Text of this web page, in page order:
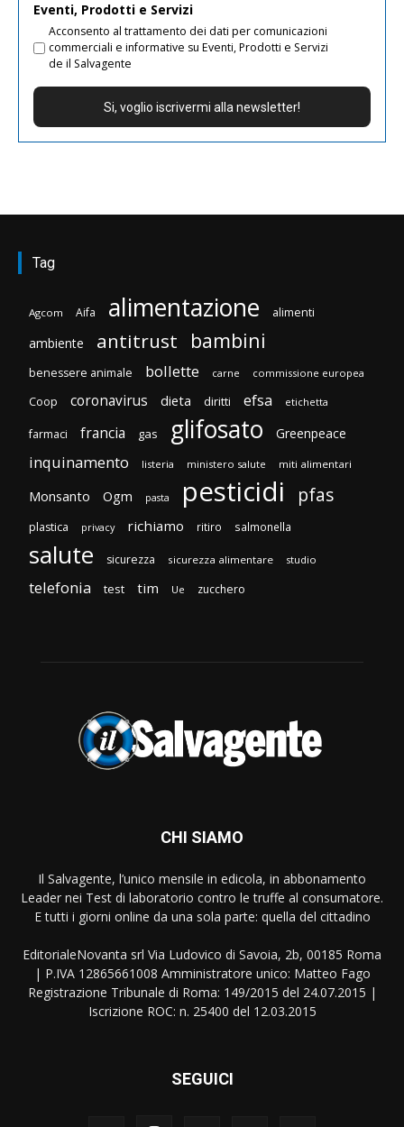
Eventi, Prodotti e Servizi
Acconsento al trattamento dei dati per comunicazioni
commerciali e informative su Eventi, Prodotti e Servizi
de il Salvagente
Tag
Agcom Aifa alimentazione alimenti
ambiente antitrust bambini
benessere animale bollette carne commissione europea
Coop coronavirus dieta diritti efsa etichetta
farmaci francia gas glifosato Greenpeace
inquinamento listeria ministero salute miti alimentari
Monsanto Ogm pasta pesticidi pfas
plastica privacy richiamo ritiro salmonella
salute sicurezza sicurezza alimentare studio
telefonia test tim Ue zucchero
CHI SIAMO
Il Salvagente, l’unico mensile in edicola, in abbonamento
Leader nei Test di laboratorio contro le truffe al consumatore.
E tutti i giorni online da una sola parte: quella del cittadino
EditorialeNovanta srl Via Ludovico di Savoia, 2b, 00185 Roma
| P.IVA 12865661008 Amministratore unico: Matteo Fago
Registrazione Tribunale di Roma: 149/2015 del 24.07.2015 |
Iscrizione ROC: n. 25400 del 12.03.2015
SEGUICI